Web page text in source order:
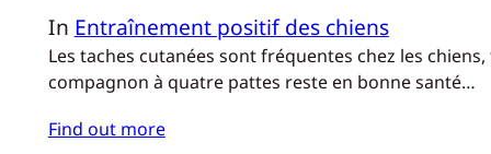
In Entraînement positif des chiens
Les taches cutanées sont fréquentes chez les
compagnon à quatre pattes reste en bonne santé…
Find out more